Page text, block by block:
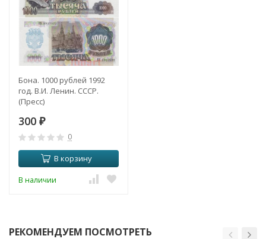
Бона. 1000 рублей 1992
год. В.И. Ленин. СССР.
(Пресс)
300 ₽
0
В корзину
В наличии
РЕКОМЕНДУЕМ ПОСМОТРЕТЬ